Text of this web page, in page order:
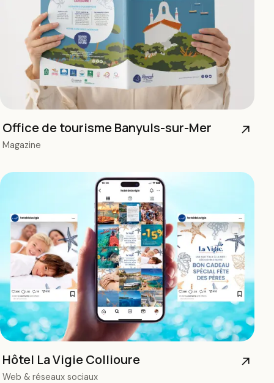
Office de tourisme Banyuls-sur-Mer
Magazine
↗
Hôtel La Vigie Collioure
Web & réseaux sociaux
↗